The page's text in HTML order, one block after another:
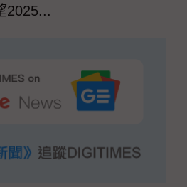
2025...